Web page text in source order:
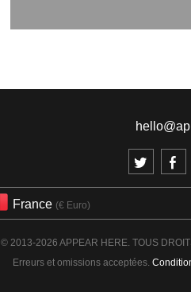
France (€ Euro)
© 2013-2026 APPEAR HERE. TOUS
Erreurs et omissions acceptées.